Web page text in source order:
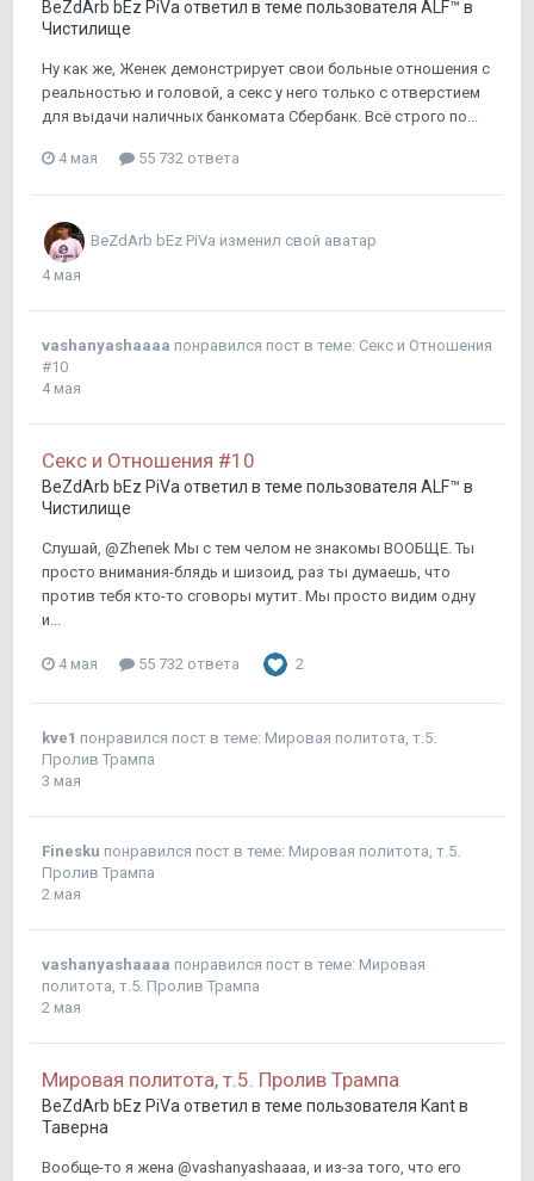
BeZdArb bEz PiVa ответил в теме пользователя ALF™ в
Чистилище
Ну как же, Женек демонстрирует свои больные отношения с
реальностью и головой, а секс у него только с отверстием
для выдачи наличных банкомата Сбербанк. Всё строго по...
4 мая 55 732 ответа
BeZdArb bEz PiVa изменил свой аватар
4 мая
vashanyashaaaa понравился пост в теме: Секс и Отношения
#10
4 мая
Секс и Отношения #10
BeZdArb bEz PiVa ответил в теме пользователя ALF™ в
Чистилище
Слушай, @Zhenek Мы с тем челом не знакомы ВООБЩЕ. Ты
просто внимания-блядь и шизоид, раз ты думаешь, что
против тебя кто-то сговоры мутит. Мы просто видим одну
и...
4 мая 55 732 ответа 2
kve1 понравился пост в теме: Мировая политота, т.5.
Пролив Трампа
3 мая
Finesku понравился пост в теме: Мировая политота, т.5.
Пролив Трампа
2 мая
vashanyashaaaa понравился пост в теме: Мировая
политота, т.5. Пролив Трампа
2 мая
Мировая политота, т.5. Пролив Трампа
BeZdArb bEz PiVa ответил в теме пользователя Kantв
Таверна
Вообще-то я жена @vashanyashaaaa, и из-за того, что его